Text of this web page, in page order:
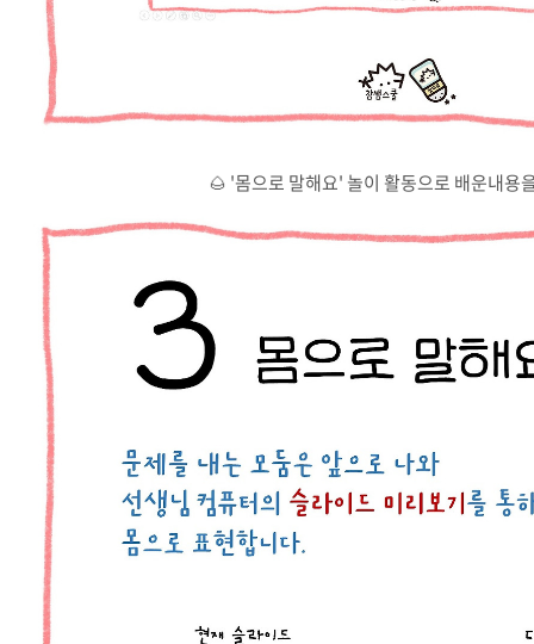
🌰 '몸으로 말해요' 놀이 활동으로 배운내용